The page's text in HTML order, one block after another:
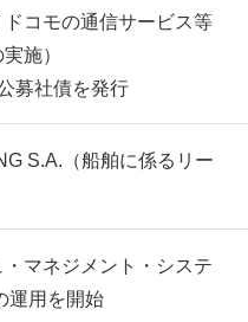
コモの通信サービス等
施）
募社債を発行
S.A.（船舶に係るリー
マネジメント・システ
運用を開始